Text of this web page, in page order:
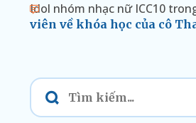
Idol nhóm nhạc nữ ICC10
viên về khóa học của cô